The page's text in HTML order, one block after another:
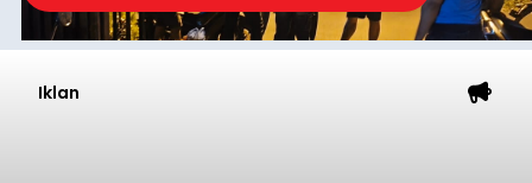
Iklan